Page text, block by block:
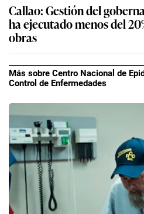
Callao: Gestión del
ha ejecutado menos del
obras
Más sobre Centro Nacional de
Control de Enfermedades